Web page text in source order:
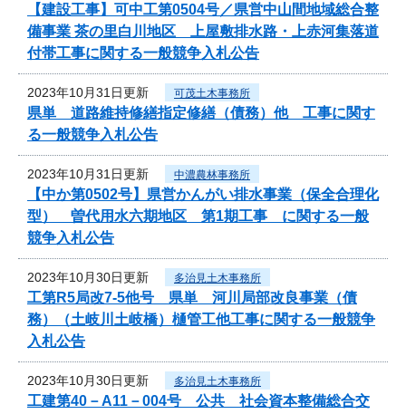
【建設工事】可中工第0504号／県営中山間地域総合整
備事業 茶の里白川地区 上屋敷排水路・上赤河集落道
付帯工事に関する一般競争入札公告
2023年10月31日更新 可茂土木事務所
県単 道路維持修繕指定修繕（債務）他 工事に関す
る一般競争入札公告
2023年10月31日更新 中濃農林事務所
【中か第0502号】県営かんがい排水事業（保全合理化
型） 曽代用水六期地区 第1期工事 に関する一般
競争入札公告
2023年10月30日更新 多治見土木事務所
工第R5局改7-5他号 県単 河川局部改良事業（債
務）（土岐川土岐橋）樋管工他工事に関する一般競争
入札公告
2023年10月30日更新 多治見土木事務所
工建第40－A11－004号 公共 社会資本整備総合交